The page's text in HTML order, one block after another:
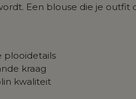
Een blouse die je outfit
plooidetails
kraag
kwaliteit